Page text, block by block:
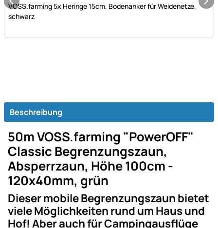
VOSS.farming 5x Heringe 15cm, Bodenanker für Weidenetze,
schwarz
Beschreibung
50m VOSS.farming "PowerOFF"
Classic Begrenzungszaun,
Absperrzaun, Höhe 100cm -
120x40mm, grün
Dieser mobile Begrenzungszaun bietet
viele Möglichkeiten rund um Haus und
Hof! Aber auch für Campingausflüge